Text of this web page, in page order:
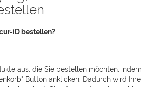
iD bestellen?
aus, die Sie bestellen möchten, indem
Button anklicken. Dadurch wird Ihre